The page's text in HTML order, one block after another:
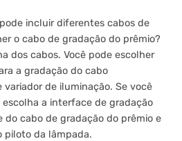
incluir diferentes cabos de
o cabo de gradação do prêmio?
dos cabos. Você pode escolher
a gradação do cabo
de iluminação. Se você
a interface de gradação
cabo de gradação do prêmio e
piloto da lâmpada.